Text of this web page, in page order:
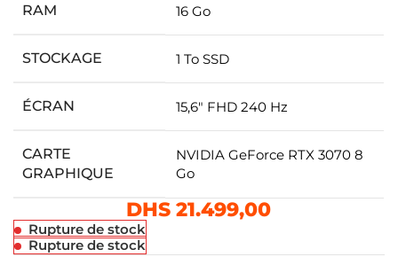
RAM 16 Go
STOCKAGE 1 To SSD
ÉCRAN 15,6″ FHD 240 Hz
CARTE
GRAPHIQUE
NVIDIA GeForce RTX 3070 8
Go
DHS 21.499,00
Rupture de stock
Rupture de stock